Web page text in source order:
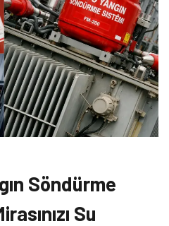
Söndürme
Su